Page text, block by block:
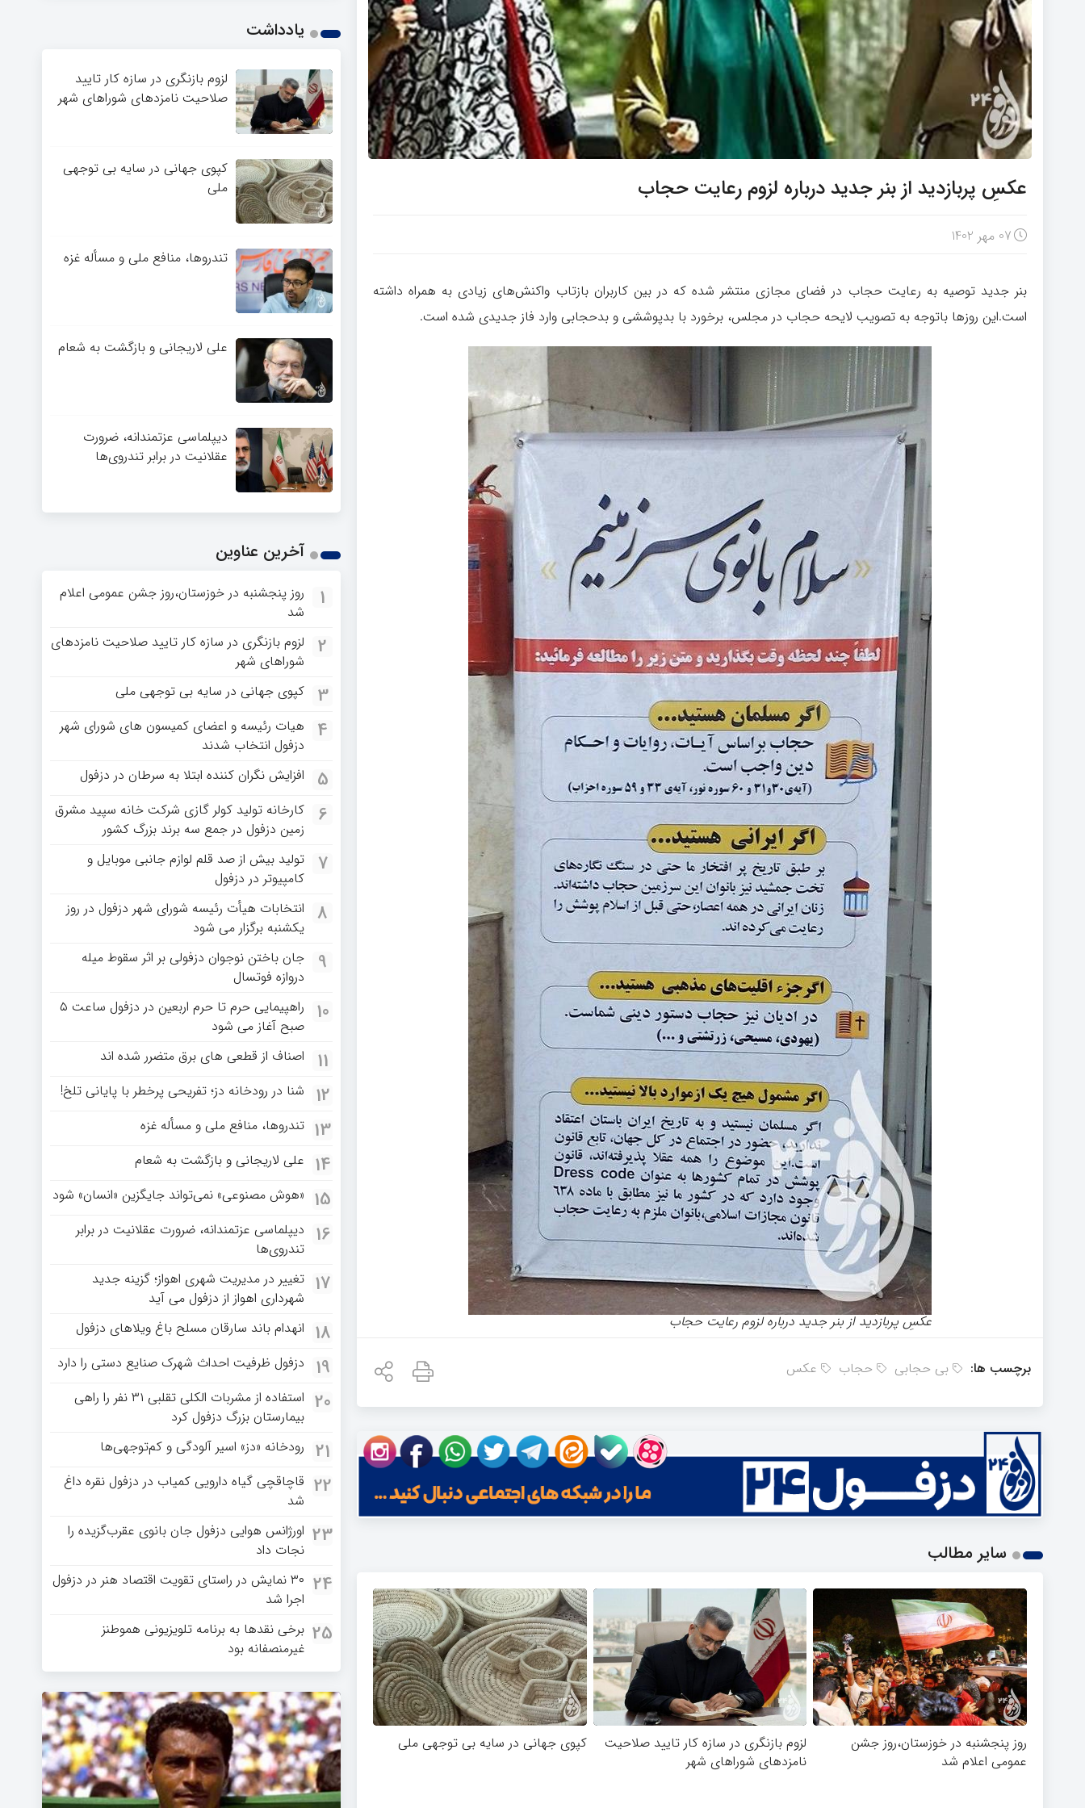
عکسِ پربازدید از بنر جدید درباره لزوم رعایت حجاب
07 مهر 1402
بنر جدید توصیه به رعایت حجاب در فضای مجازی منتشر شده که در بین کاربران بازتاب واکنش‌های زیادی به همراه داشته
است.این روزها باتوجه به تصویب لایحه حجاب در مجلس، برخورد با بدپوششی و بدحجابی وارد فاز جدیدی شده است.
عکسِ پربازدید از بنر جدید درباره لزوم رعایت حجاب
برچسب ها: بی حجابی حجاب عکس
سایر مطالب
روز پنجشنبه در خوزستان،روز جشن
عمومی اعلام شد
لزوم بازنگری در سازه کار تایید صلاحیت
نامزدهای شوراهای شهر
کپوی جهانی در سایه بی توجهی ملی
یادداشت
لزوم بازنگری در سازه کار تایید
صلاحیت نامزدهای شوراهای شهر
کپوی جهانی در سایه بی توجهی
ملی
تندروها، منافع ملی و مسأله غزه
علی لاریجانی و بازگشت به شعام
دیپلماسی عزتمندانه، ضرورت
عقلانیت در برابر تندروی‌ها
آخرین عناوین
1
روز پنجشنبه در خوزستان،روز جشن عمومی اعلام
شد
2
لزوم بازنگری در سازه کار تایید صلاحیت نامزدهای
شوراهای شهر
3 کپوی جهانی در سایه بی توجهی ملی
4
هیات رئیسه و اعضای کمیسون های شورای شهر
دزفول انتخاب شدند
5 افزایش نگران کننده ابتلا به سرطان در دزفول
6
کارخانه تولید کولر گازی شرکت خانه سپید مشرق
زمین دزفول در جمع سه برند بزرگ کشور
7
تولید بیش از صد قلم لوازم جانبی موبایل و
کامپیوتر در دزفول
8
انتخابات هیأت رئیسه شورای شهر دزفول در روز
یکشنبه برگزار می شود
9
جان باختن نوجوان دزفولی بر اثر سقوط میله
دروازه فوتسال
10
راهپیمایی حرم تا حرم اربعین در دزفول ساعت ۵
صبح آغاز می شود
11 اصناف از قطعی های برق متضرر شده اند
12 شنا در رودخانه دز؛ تفریحی پرخطر با پایانی تلخ!
13 تندروها، منافع ملی و مسأله غزه
14 علی لاریجانی و بازگشت به شعام
15 «هوش مصنوعی» نمی‌تواند جایگزین «انسان» شود
16
دیپلماسی عزتمندانه، ضرورت عقلانیت در برابر
تندروی‌ها
17 تغییر در مدیریت شهری اهواز؛ گزینه جدید
شهرداری اهواز از دزفول می آید
18 انهدام باند سارقان مسلح باغ‌ ویلاهای دزفول
19 دزفول ظرفیت احداث شهرک صنایع دستی را دارد
20
استفاده از مشربات الکلی تقلبی ۳۱ نفر را راهی
بیمارستان بزرگ دزفول کرد
21 رودخانه «دز» اسیر آلودگی و کم‌توجهی‌ها
22 قاچاقچی گیاه دارویی کمیاب در دزفول نقره داغ
شد
23 اورژانس هوایی دزفول جان بانوی عقرب‌گزیده را
نجات داد
24
۳۰ نمایش در راستای تقویت اقتصاد هنر در دزفول
اجرا شد
25 برخی نقدها به برنامه تلویزیونی هموطنز
غیرمنصفانه بود